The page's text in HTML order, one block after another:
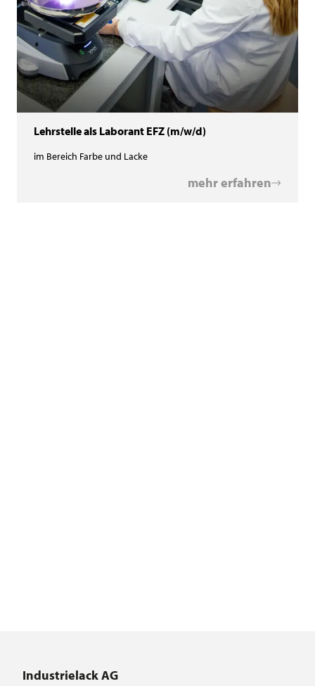
Lehrstelle als Laborant EFZ (m/w/d)
im Bereich Farbe und Lacke
mehr erfahren
Industrielack AG